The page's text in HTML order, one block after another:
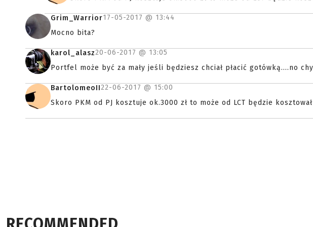
Grim_Warrior17-05-2017 @ 13:44
Mocno bita?
karol_alasz20-06-2017 @ 13:05
Portfel może być za mały jeśli będziesz chciał płacić gotówką....no
BartolomeoII22-06-2017 @ 15:00
Skoro PKM od PJ kosztuje ok.3000 zł to może od LCT będzie kosztował